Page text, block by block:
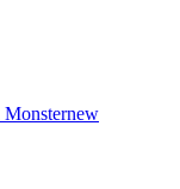
Monsternew